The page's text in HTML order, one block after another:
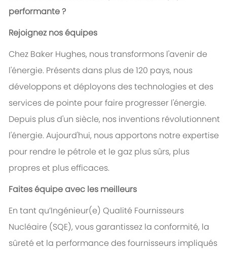
performante ?
Rejoignez nos équipes
Chez Baker Hughes, nous transformons l'avenir de
l'énergie. Présents dans plus de 120 pays, nous
développons et déployons des technologies et des
services de pointe pour faire progresser l'énergie.
Depuis plus d'un siècle, nos inventions révolutionnent
l'énergie. Aujourd'hui, nous apportons notre expertise
pour rendre le pétrole et le gaz plus sûrs, plus
propres et plus efficaces.
Faites équipe avec les meilleurs
En tant qu’Ingénieur(e) Qualité Fournisseurs
Nucléaire (SQE), vous garantissez la conformité, la
sûreté et la performance des fournisseurs impliqués